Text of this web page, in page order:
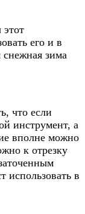
этот
его и в
зима
что если
инструмент, а
вполне можно
к отрезку
использовать в